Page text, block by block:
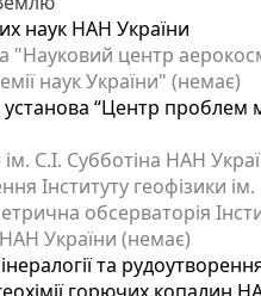
наук НАН України
центр
наук України" (немає)
“Центр проблем
ім. С.І. Субботіна НАН
Інституту геофізики
обсерваторія
НАН України (немає)
та